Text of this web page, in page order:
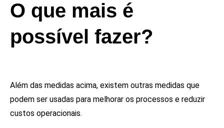
O que mais é
possível fazer?
Além das medidas acima, existem outras medidas que
podem ser usadas para melhorar os processos e reduzir
custos operacionais.